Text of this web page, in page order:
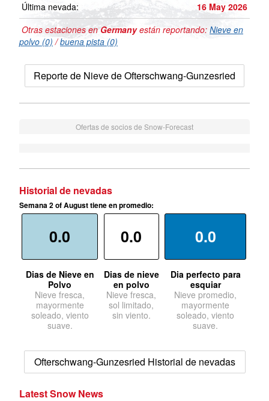
Última nevada:
16 May 2026
Otras estaciones enGermanyestán reportando: Nieve en
polvo (0) /buena pista (0)
Reporte de Nieve de Ofterschwang-Gunzesried
Ofertas de socios de Snow-Forecast
Historial de nevadas
Semana 2 of August tiene en promedio:
0.0
Dias de Nieve en
Polvo
Nieve fresca,
mayormente
soleado, viento
suave.
0.0
Dias de nieve
en polvo
Nieve fresca,
sol limitado,
sin viento.
0.0
Dia perfecto para
esquiar
Nieve promedio,
mayormente
soleado, viento
suave.
Ofterschwang-Gunzesried Historial de nevadas